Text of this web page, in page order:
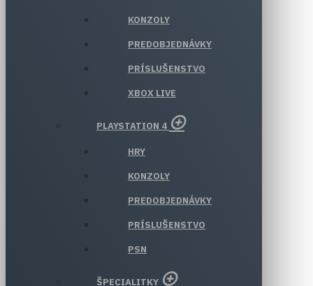
KONZOLY
PREDOBJEDNÁVKY
PRÍSLUŠENSTVO
XBOX LIVE
PLAYSTATION 4
HRY
KONZOLY
PREDOBJEDNÁVKY
PRÍSLUŠENSTVO
PSN
ŠPECIALITKY